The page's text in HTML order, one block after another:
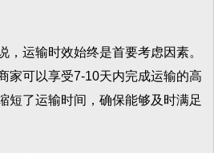
运输时效始终是首要考虑因素。
家可以享受7-10天内完成运输的高
短了运输时间，确保能够及时满足